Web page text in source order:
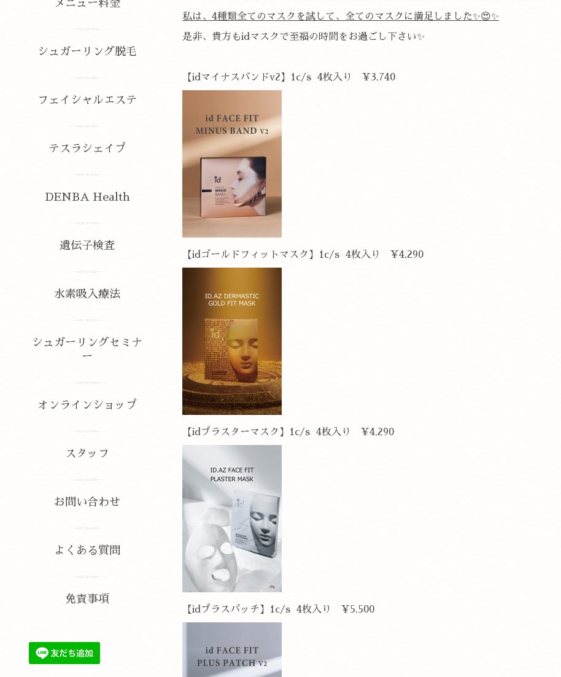
私は、4種類全てのマスクを試して、全てのマスクに満足しました✨😍✨
是非、貴方もidマスクで至福の時間をお過ごし下さい✨
【idマイナスバンドv2】1c/s 4枚入り ¥3,740
【idゴールドフィットマスク】1c/s 4枚入り ¥4,290
【idプラスターマスク】1c/s 4枚入り ¥4,290
【idプラスパッチ】1c/s 4枚入り ¥5,500
メニュー料金
シュガーリング脱毛
フェイシャルエステ
テスラシェイプ
DENBA Health
遺伝子検査
水素吸入療法
シュガーリングセミナ
ー
オンラインショップ
スタッフ
お問い合わせ
よくある質問
免責事項